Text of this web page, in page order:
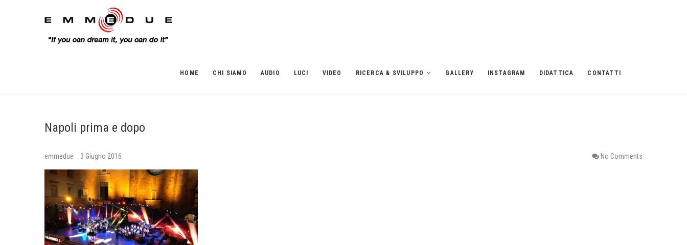
HOME CHI SIAMO AUDIO LUCI VIDEO RICERCA & SVILUPPO GALLERY INSTAGRAM DIDATTICA CONTATTI
Napoli prima e dopo
emmedue 3 Giugno 2016 No Comments